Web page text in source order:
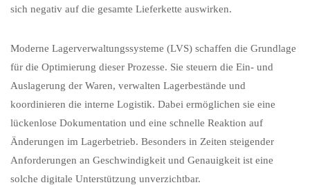
sich negativ auf die gesamte Lieferkette auswirken.
Moderne Lagerverwaltungssysteme (LVS) schaffen die Grundlage
für die Optimierung dieser Prozesse. Sie steuern die Ein- und
Auslagerung der Waren, verwalten Lagerbestände und
koordinieren die interne Logistik. Dabei ermöglichen sie eine
lückenlose Dokumentation und eine schnelle Reaktion auf
Änderungen im Lagerbetrieb. Besonders in Zeiten steigender
Anforderungen an Geschwindigkeit und Genauigkeit ist eine
solche digitale Unterstützung unverzichtbar.